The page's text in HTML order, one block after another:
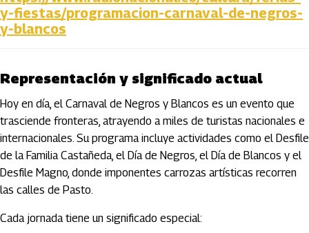
y-fiestas/programacion-carnaval-de-negros-
y-blancos
Representación y significado actual
Hoy en día, el Carnaval de Negros y Blancos es un evento que
trasciende fronteras, atrayendo a miles de turistas nacionales e
internacionales. Su programa incluye actividades como el Desfile
de la Familia Castañeda, el Día de Negros, el Día de Blancos y el
Desfile Magno, donde imponentes carrozas artísticas recorren
las calles de Pasto.
Cada jornada tiene un significado especial: